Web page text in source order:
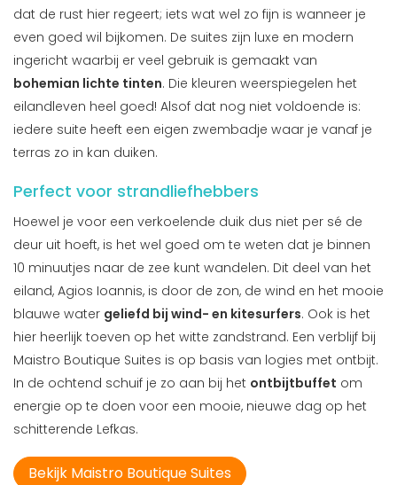
dat de rust hier regeert; iets wat wel zo fijn is wanneer je
even goed wil bijkomen. De suites zijn luxe en modern
ingericht waarbij er veel gebruik is gemaakt van
bohemian lichte tinten. Die kleuren weerspiegelen het
eilandleven heel goed! Alsof dat nog niet voldoende is:
iedere suite heeft een eigen zwembadje waar je vanaf je
terras zo in kan duiken.
Perfect voor strandliefhebbers
Hoewel je voor een verkoelende duik dus niet per sé de
deur uit hoeft, is het wel goed om te weten dat je binnen
10 minuutjes naar de zee kunt wandelen. Dit deel van het
eiland, Agios Ioannis, is door de zon, de wind en het mooie
blauwe water geliefd bij wind- en kitesurfers. Ook is het
hier heerlijk toeven op het witte zandstrand. Een verblijf bij
Maistro Boutique Suites is op basis van logies met ontbijt.
In de ochtend schuif je zo aan bij het ontbijtbuffet om
energie op te doen voor een mooie, nieuwe dag op het
schitterende Lefkas.
Bekijk Maistro Boutique Suites